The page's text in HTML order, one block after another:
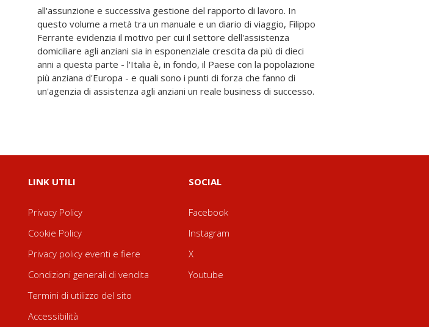
un'agenzia di assistenza agli anziani un reale business di successo.
LINK UTILI
Privacy Policy
Cookie Policy
Privacy policy eventi e fiere
Condizioni generali di vendita
Termini di utilizzo del sito
Accessibilità
SOCIAL
Facebook
Instagram
X
Youtube